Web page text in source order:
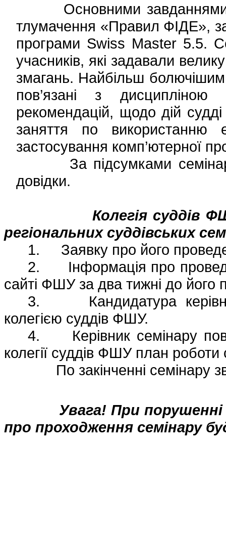
Основними завданнями
тлумачення «Правил ФІДЕ»,
програми Swiss Master 5.5.
учасників, які задавали
змагань. Найбільш
пов’язані з
рекомендацій, щодо дій
заняття по використанню
застосування комп’ютерної
За підсумками семінару
довідки.
Колегія суддів
регіональних суддівських
1.
Заявку про його
2.
Інформація про
сайті ФШУ за два тижні до його
3.
Кандидатура
колегією суддів ФШУ.
4.
Керівник семінару
колегії суддів ФШУ план роботи
По закінченні семінару
Увага! При порушенні
про проходження семінару